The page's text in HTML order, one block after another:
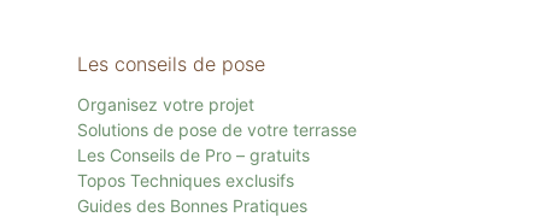
Les conseils de pose
Organisez votre projet
Solutions de pose de votre terrasse
Les Conseils de Pro – gratuits
Topos Techniques exclusifs
Guides des Bonnes Pratiques